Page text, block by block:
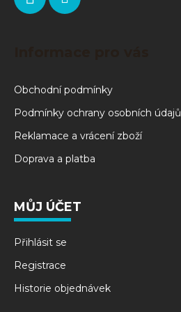
Obchodní podmínky
Podmínky ochrany osobních údajů
Reklamace a vrácení zboží
Doprava a platba
MŮJ ÚČET
Přihlásit se
Registrace
Historie objednávek